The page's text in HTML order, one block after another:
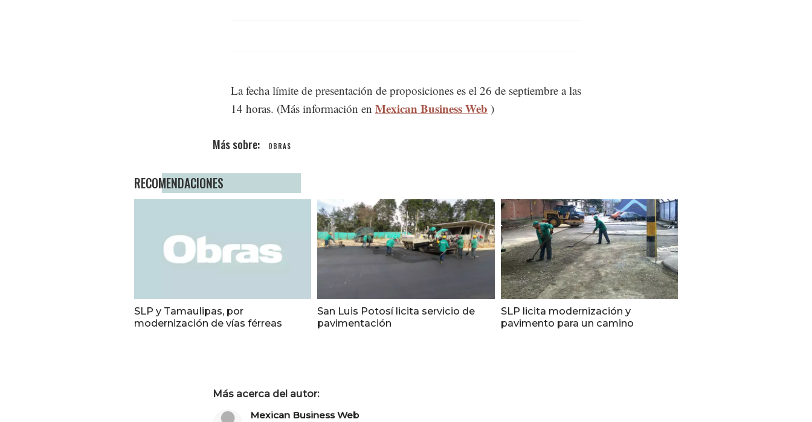
La fecha límite de presentación de proposiciones es el 26 de septiembre a las
14 horas. (Más información en Mexican Business Web )
OBRAS
RECOMENDACIONES
SLP y Tamaulipas, por
modernización de vías férreas
San Luis Potosí licita servicio de
pavimentación
SLP licita modernización y
pavimento para un camino
Más acerca del autor:
Mexican Business Web